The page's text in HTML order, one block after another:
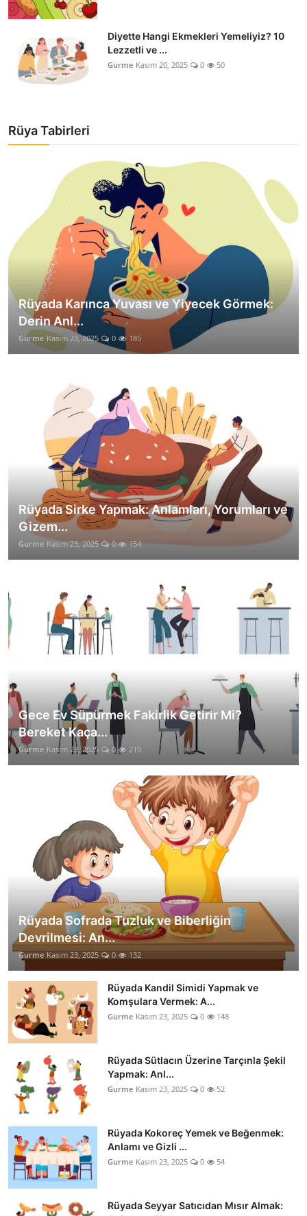
Diyette Hangi Ekmekleri Yemeliyiz? 10
Lezzetli ve ...
Gurme Kasım 20, 2025 0 50
Rüya Tabirleri
Rüyada Karınca Yuvası ve Yiyecek Görmek:
Derin Anl...
Gurme Kasım 23, 2025 0 185
Rüyada Sirke Yapmak: Anlamları, Yorumları ve
Gizem...
Gurme Kasım 23, 2025 0 154
Gece Ev Süpürmek Fakirlik Getirir Mi?
Bereket Kaça...
Gurme Kasım 23, 2025 0 219
Rüyada Sofrada Tuzluk ve Biberliğin
Devrilmesi: An...
Gurme Kasım 23, 2025 0 132
Rüyada Kandil Simidi Yapmak ve
Komşulara Vermek: A...
Gurme Kasım 23, 2025 0 148
Rüyada Sütlacın Üzerine Tarçınla Şekil
Yapmak: Anl...
Gurme Kasım 23, 2025 0 52
Rüyada Kokoreç Yemek ve Beğenmek:
Anlamı ve Gizli ...
Gurme Kasım 23, 2025 0 54
Rüyada Seyyar Satıcıdan Mısır Almak: